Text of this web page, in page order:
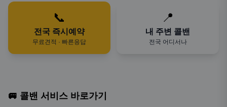
📞
전국 즉시예약
무료견적 · 빠른응답
📍
내 주변 콜밴
전국 어디서나
🚐 콜밴 서비스 바로가기